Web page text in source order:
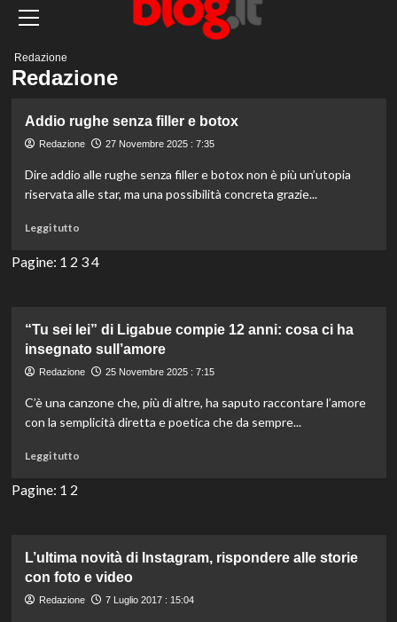
principale
Redazione
Redazione
Addio rughe senza filler e botox
Redazione 27 Novembre 2025 : 7:35
Dire addio alle rughe senza filler e botox non è più un’utopia
riservata alle star, ma una possibilità concreta grazie...
Leggi tuttoLeggi
più
senza
filler
botox
Pagine: 1 2 34
“Tu sei lei” di Ligabue compie 12 anni: cosa ci ha
insegnato sull’amore
Redazione 25 Novembre 2025 : 7:15
C’è una canzone che, più di altre, ha saputo raccontare l’amore
con la semplicità diretta e poetica che da sempre...
Leggi tuttoLeggi
lei”
di
compie
Pagine: 1 2
L’ultima novità di Instagram, rispondere alle storie
con foto e video
Redazione 7 Luglio 2017 : 15:04